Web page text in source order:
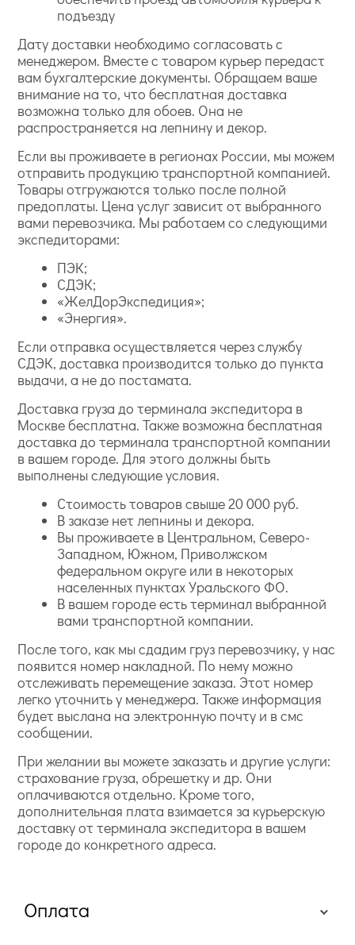
подъезду
Дату доставки необходимо согласовать с
менеджером. Вместе с товаром курьер передаст
вам бухгалтерские документы. Обращаем ваше
внимание на то, что бесплатная доставка
возможна только для обоев. Она не
распространяется на лепнину и декор.
Если вы проживаете в регионах России, мы можем
отправить продукцию транспортной компанией.
Товары отгружаются только после полной
предоплаты. Цена услуг зависит от выбранного
вами перевозчика. Мы работаем со следующими
экспедиторами:
ПЭК;
СДЭК;
«ЖелДорЭкспедиция»;
«Энергия».
Если отправка осуществляется через службу
СДЭК, доставка производится только до пункта
выдачи, а не до постамата.
Доставка груза до терминала экспедитора в
Москве бесплатна. Также возможна бесплатная
доставка до терминала транспортной компании
в вашем городе. Для этого должны быть
выполнены следующие условия.
Стоимость товаров свыше 20 000 руб.
В заказе нет лепнины и декора.
Вы проживаете в Центральном, Северо-
Западном, Южном, Приволжском
федеральном округе или в некоторых
населенных пунктах Уральского ФО.
В вашем городе есть терминал выбранной
вами транспортной компании.
После того, как мы сдадим груз перевозчику, у нас
появится номер накладной. По нему можно
отслеживать перемещение заказа. Этот номер
легко уточнить у менеджера. Также информация
будет выслана на электронную почту и в смс
сообщении.
При желании вы можете заказать и другие услуги:
страхование груза, обрешетку и др. Они
оплачиваются отдельно. Кроме того,
дополнительная плата взимается за курьерскую
доставку от терминала экспедитора в вашем
городе до конкретного адреса.
Оплата